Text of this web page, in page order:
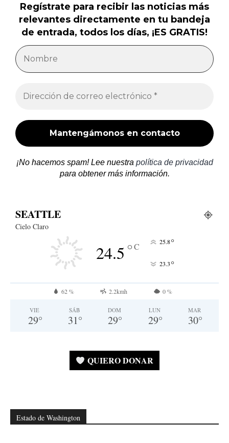
Regístrate para recibir las noticias más
relevantes directamente en tu bandeja
de entrada, todos los días, ¡ES GRATIS!
¡No hacemos spam! Lee nuestra política de privacidad
para obtener más información.
SEATTLE
Cielo Claro
24.5°C 25.8°
23.3°
62 % 2.2kmh 0 %
VIE
29°
SÁB
31°
DOM
29°
LUN
29°
MAR
30°
QUIERO DONAR
Estado de Washington